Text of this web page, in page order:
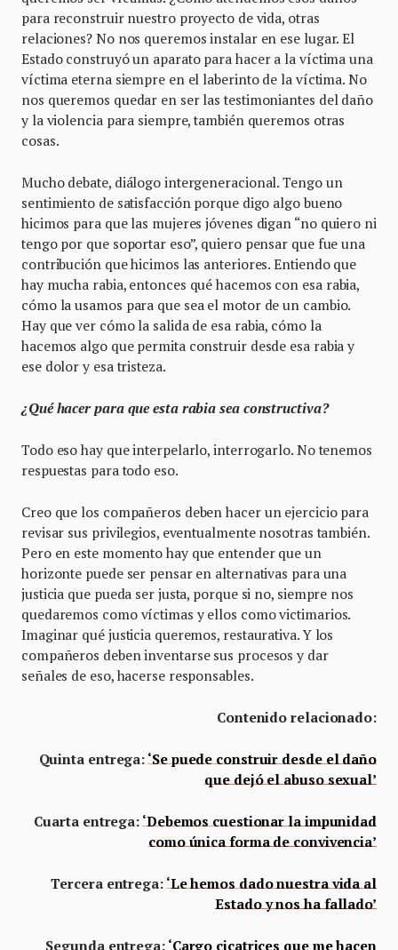
para reconstruir nuestro proyecto de vida, otras
relaciones? No nos queremos instalar en ese lugar. El
Estado construyó un aparato para hacer a la víctima una
víctima eterna siempre en el laberinto de la víctima. No
nos queremos quedar en ser las testimoniantes del daño
y la violencia para siempre, también queremos otras
cosas.
Mucho debate, diálogo intergeneracional. Tengo un
sentimiento de satisfacción porque digo algo bueno
hicimos para que las mujeres jóvenes digan “no quiero ni
tengo por que soportar eso”, quiero pensar que fue una
contribución que hicimos las anteriores. Entiendo que
hay mucha rabia, entonces qué hacemos con esa rabia,
cómo la usamos para que sea el motor de un cambio.
Hay que ver cómo la salida de esa rabia, cómo la
hacemos algo que permita construir desde esa rabia y
ese dolor y esa tristeza.
¿Qué hacer para que esta rabia sea constructiva?
Todo eso hay que interpelarlo, interrogarlo. No tenemos
respuestas para todo eso.
Creo que los compañeros deben hacer un ejercicio para
revisar sus privilegios, eventualmente nosotras también.
Pero en este momento hay que entender que un
horizonte puede ser pensar en alternativas para una
justicia que pueda ser justa, porque si no, siempre nos
quedaremos como víctimas y ellos como victimarios.
Imaginar qué justicia queremos, restaurativa. Y los
compañeros deben inventarse sus procesos y dar
señales de eso, hacerse responsables.
Contenido relacionado:
Quinta entrega: ‘Se puede construir desde el daño
que dejó el abuso sexual’
Cuarta entrega: ‘Debemos cuestionar la impunidad
como única forma de convivencia’
Tercera entrega: ‘Le hemos dado nuestra vida al
Estado y nos ha fallado’
Segunda entrega: ‘Cargo cicatrices que me hacen